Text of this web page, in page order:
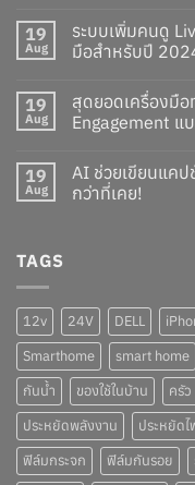
19
Aug
ระบบเพิ่มคนดู
มือสำหรับปี
19
Aug
สุดยอดเครื่องมือ
Engagement แ
19
Aug
AI ช่วยเขียนแค
กว่าที่เคย!
TAGS
12v 24V DELL
Smarthome
smart home
กันน้ำ
ของใช้ในบ้าน ครัว
ประหยัดพลังงาน
ประหยัดไ
ฟิล์มกระจก
ฟิล์มกันรอย